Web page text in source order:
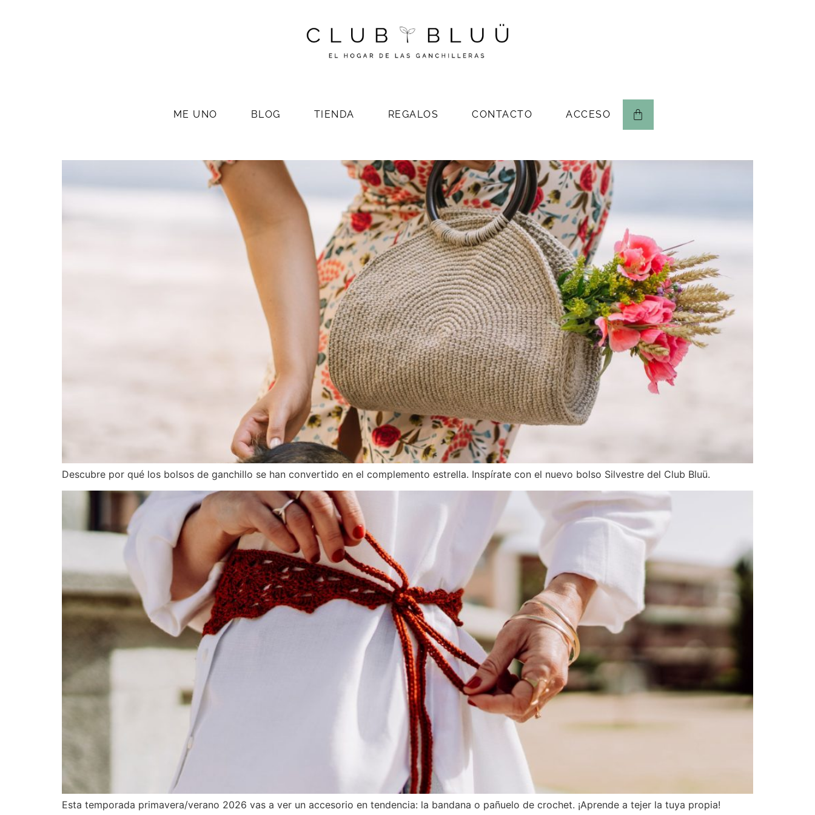
ME UNO BLOG TIENDA REGALOS CONTACTO ACCESO
Descubre por qué los bolsos de ganchillo se han convertido en el complemento estrella. Inspírate con el nuevo bolso Silvestre del Club Bluü.
Esta temporada primavera/verano 2026 vas a ver un accesorio en tendencia: la bandana o pañuelo de crochet. ¡Aprende a tejer la tuya propia!